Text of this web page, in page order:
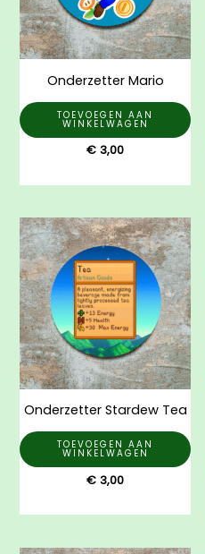
Onderzetter Mario
TOEVOEGEN AAN
WINKELWAGEN
€ 3,00
Onderzetter Stardew Tea
TOEVOEGEN AAN
WINKELWAGEN
€ 3,00